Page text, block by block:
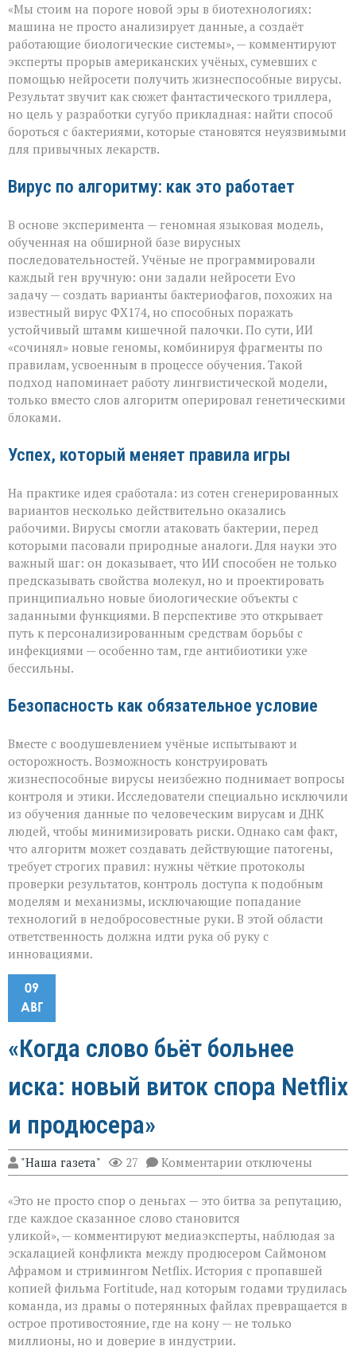
научился
писать
вирусы — но
не
для
разрушения,
а
для
спасения»
«Мы стоим на пороге новой эры в биотехнологиях:
машина не просто анализирует данные, а создаёт
работающие биологические системы», — комментируют
эксперты прорыв американских учёных, сумевших с
помощью нейросети получить жизнеспособные вирусы.
Результат звучит как сюжет фантастического триллера,
но цель у разработки сугубо прикладная: найти способ
бороться с бактериями, которые становятся неуязвимыми
для привычных лекарств.
Вирус по алгоритму: как это работает
В основе эксперимента — геномная языковая модель,
обученная на обширной базе вирусных
последовательностей. Учёные не программировали
каждый ген вручную: они задали нейросети Evo
задачу — создать варианты бактериофагов, похожих на
известный вирус ФХ174, но способных поражать
устойчивый штамм кишечной палочки. По сути, ИИ
«сочинял» новые геномы, комбинируя фрагменты по
правилам, усвоенным в процессе обучения. Такой
подход напоминает работу лингвистической модели,
только вместо слов алгоритм оперировал генетическими
блоками.
Успех, который меняет правила игры
На практике идея сработала: из сотен сгенерированных
вариантов несколько действительно оказались
рабочими. Вирусы смогли атаковать бактерии, перед
которыми пасовали природные аналоги. Для науки это
важный шаг: он доказывает, что ИИ способен не только
предсказывать свойства молекул, но и проектировать
принципиально новые биологические объекты с
заданными функциями. В перспективе это открывает
путь к персонализированным средствам борьбы с
инфекциями — особенно там, где антибиотики уже
бессильны.
Безопасность как обязательное условие
Вместе с воодушевлением учёные испытывают и
осторожность. Возможность конструировать
жизнеспособные вирусы неизбежно поднимает вопросы
контроля и этики. Исследователи специально исключили
из обучения данные по человеческим вирусам и ДНК
людей, чтобы минимизировать риски. Однако сам факт,
что алгоритм может создавать действующие патогены,
требует строгих правил: нужны чёткие протоколы
проверки результатов, контроль доступа к подобным
моделям и механизмы, исключающие попадание
технологий в недобросовестные руки. В этой области
ответственность должна идти рука об руку с
инновациями.
09
АВГ
«Когда слово бьёт больнее
иска: новый виток спора Netflix
и продюсера»
"Наша газета" 27 Комментарии к
записи
слово
больнее
иска:
новый
виток
спора
Netflix
и
продюсера»
отключены
«Это не просто спор о деньгах — это битва за репутацию,
где каждое сказанное слово становится
уликой», — комментируют медиаэксперты, наблюдая за
эскалацией конфликта между продюсером Саймоном
Афрамом и стримингом Netflix. История с пропавшей
копией фильма Fortitude, над которым годами трудилась
команда, из драмы о потерянных файлах превращается в
острое противостояние, где на кону — не только
миллионы, но и доверие в индустрии.